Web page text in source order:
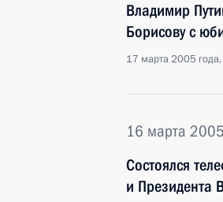
Владимир
Борисову с
17 марта 2005
16 марта
Состоялся
и Президента